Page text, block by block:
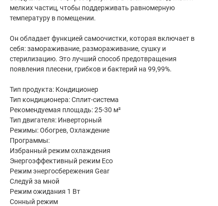
мелких частиц, чтобы поддерживать равномерную
температуру в помещении.
Он обладает функцией самоочистки, которая включает в
себя: замораживание, размораживание, сушку и
стерилизацию. Это лучший способ предотвращения
появления плесени, грибков и бактерий на 99,99%.
Тип продукта: Кондиционер
Тип кондиционера: Сплит-система
Рекомендуемая площадь: 25-30 м²
Тип двигателя: Инверторный
Режимы: Обогрев, Охлаждение
Программы:
Избранный режим охлаждения
Энергоэффективный режим Eco
Режим энергосбережения Gear
Следуй за мной
Режим ожидания 1 Вт
Сонный режим